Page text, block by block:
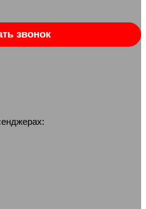
звонок